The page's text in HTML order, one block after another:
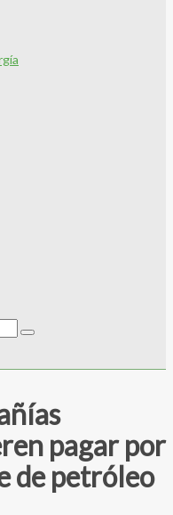
pagar por
de petróleo